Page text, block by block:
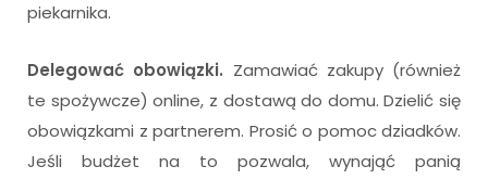
piekarnika.
Delegować obowiązki. Zamawiać zakupy (również
te spożywcze) online, z dostawą do domu. Dzielić się
obowiązkami z partnerem. Prosić o pomoc dziadków.
Jeśli budżet na to pozwala, wynająć panią